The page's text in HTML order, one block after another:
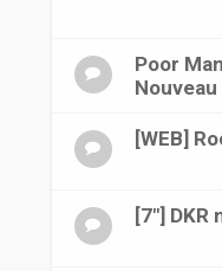
Poor
Nouveau
[WEB]
[7"] DKR